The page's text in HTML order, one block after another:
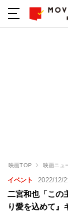
映画TOP 映画ニュ
イベント 2022/12/
二宮和也「この
り愛を込めて』